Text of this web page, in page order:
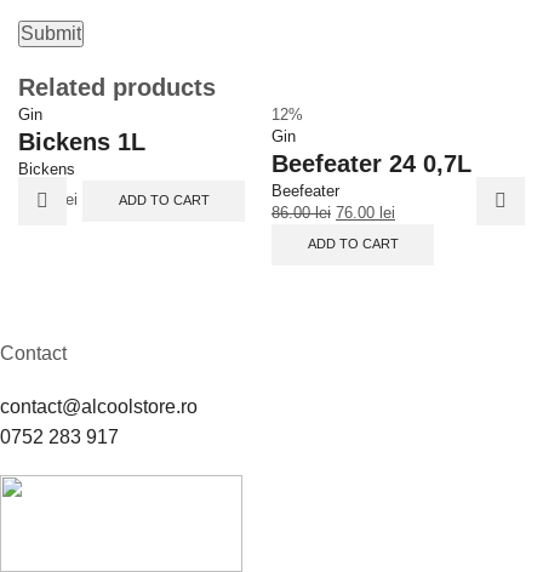
Related products
Gin
Bickens 1L
Bickens
75.00
lei ADD TO CART
12%
Gin
Beefeater 24 0,7L
Beefeater
86.00lei 76.00 lei
ADD TO CART
Contact
contact@alcoolstore.ro
0752 283 917